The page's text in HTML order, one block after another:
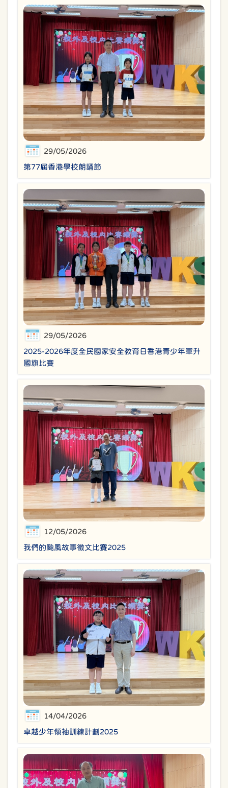
29/05/2026
第77屆香港學校朗誦節
29/05/2026
2025-2026年度全民國家安全教育日香港青少年軍升
國旗比賽
12/05/2026
我們的颱風故事徵文比賽2025
14/04/2026
卓越少年領袖訓練計劃2025